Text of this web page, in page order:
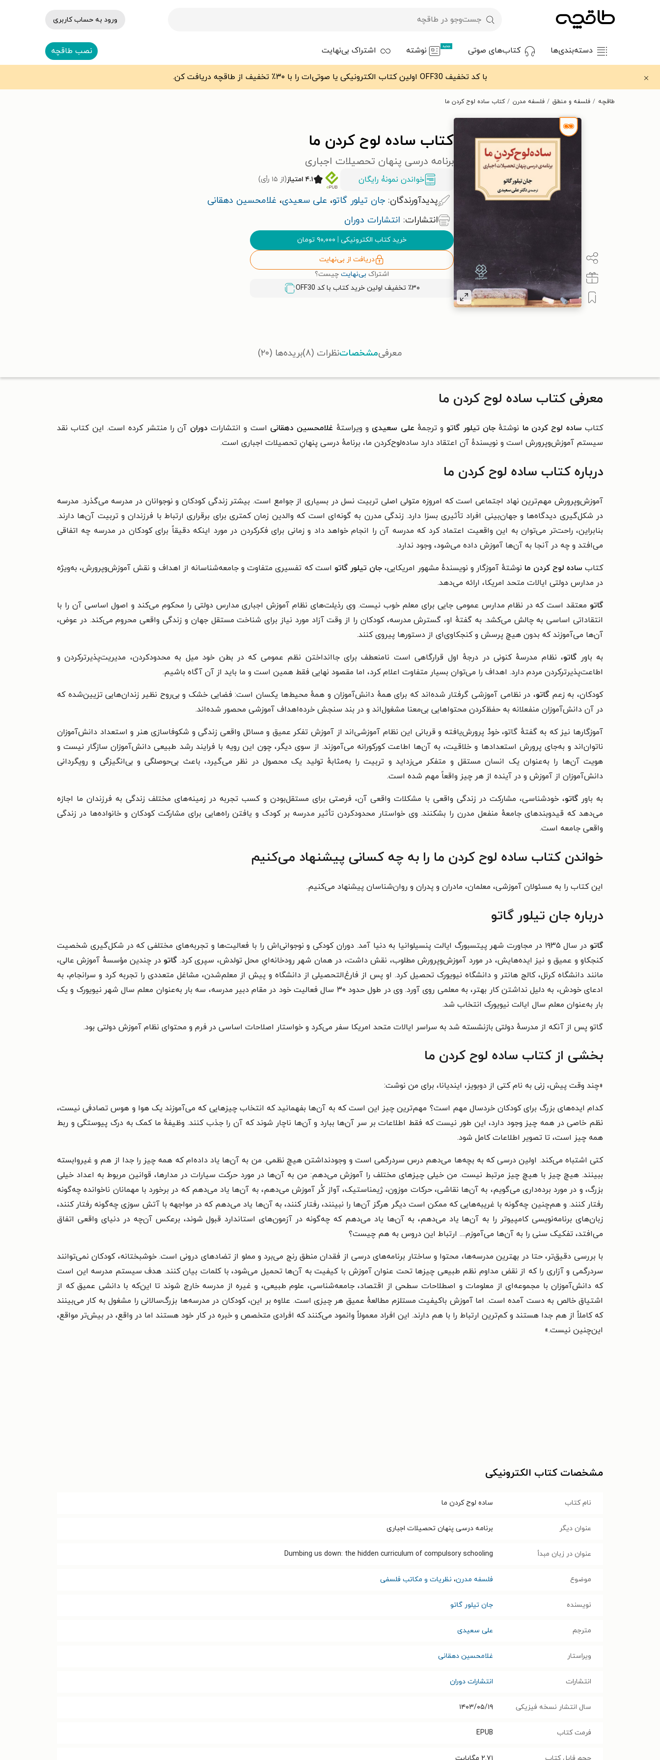
ورود به حساب کاربری
دسته‌بندی‌ها کتاب‌های صوتی جدید نوشته اشتراک بی‌نهایت نصب طاقچه
با کد تخفیف OFF30 اولین کتاب الکترونیکی یا صوتی‌ات را با ۳۰٪ تخفیف از طاقچه دریافت کن.
طاقچه فلسفه و منطق فلسفه مدرن کتاب ساده لوح کردن ما
کتاب ساده لوح کردن ما
برنامه درسی پنهان تحصیلات اجباری
خواندن نمونۀ رایگان ۴.۱ امتیاز (از ۱۵ رأی)
پدیدآورندگان: جان تیلور گاتو، علی سعیدی، غلامحسین دهقانی
انتشارات: انتشارات دوران
خرید کتاب الکترونیکی | ۹۰,۰۰۰ تومان
دریافت از بی‌نهایت
اشتراک بی‌نهایت چیست؟
٪۳۰ تخفیف اولین خرید کتاب با کد
OFF30
معرفیمشخصاتنظرات (۸) بریده‌ها (۲۰)
معرفی کتاب ساده لوح کردن ما
کتاب ساده لوح کردن ما نوشتهٔ جان تیلور گاتو و ترجمهٔ علی سعیدی و ویراستهٔ غلامحسین دهقانی است و انتشارات دوران آن را منتشر کرده است. این کتاب نقد
سیستم آموزش‌وپرورش است و نویسندهٔ آن اعتقاد دارد ساده‌لوح‌کردن ما، برنامهٔ درسی پنهانِ تحصیلات اجباری است.
درباره کتاب ساده لوح کردن ما
آموزش‌وپرورش مهم‌ترین نهاد اجتماعی است که امروزه متولی اصلی تربیت نسل در بسیاری از جوامع است. بیشتر زندگی کودکان و نوجوانان در مدرسه می‌گذرد. مدرسه
در شکل‌گیری دیدگاه‌ها و جهان‌بینی افراد تأثیری بسزا دارد. زندگی مدرن به گونه‌ای است که والدین زمان کمتری برای برقراری ارتباط با فرزندان و تربیت آن‌ها دارند.
بنابراین، راحت‌تر می‌توان به این واقعیت اعتماد کرد که مدرسه آن را انجام خواهد داد و زمانی برای فکرکردن در مورد اینکه دقیقاً برای کودکان در مدرسه چه اتفاقی
می‌افتد و چه در آنجا به آن‌ها آموزش داده می‌شود، وجود ندارد.
کتاب ساده لوح کردن ما نوشتهٔ آموزگار و نویسندهٔ مشهور امریکایی، جان تیلور گاتو است که تفسیری متفاوت و جامعه‌شناسانه از اهداف و نقش آموزش‌وپرورش، به‌ویژه
در مدارس دولتی ایالات متحد امریکا، ارائه می‌دهد.
گاتو معتقد است که در نظام مدارس عمومی جایی برای معلم خوب نیست. وی رذیلت‌های نظام آموزش اجباری مدارس دولتی را محکوم می‌کند و اصول اساسی آن را با
انتقاداتی اساسی به چالش می‌کشد. به گفتهٔ او، گسترش مدرسه، کودکان را از وقت آزاد مورد نیاز برای شناخت مستقل جهان و زندگی واقعی محروم می‌کند. در عوض،
آن‌ها می‌آموزند که بدون هیچ پرسش و کنجکاوی‌ای از دستورها پیروی کنند.
به باور گاتو، نظام مدرسهٔ کنونی در درجهٔ اول قرارگاهی است نامنعطف برای جاانداختن نظم عمومی که در بطن خود میل به محدودکردن، مدیریت‌پذیرترکردن و
اطاعت‌پذیرترکردن مردم دارد. اهداف را می‌توان بسیار متفاوت اعلام کرد، اما مقصود نهایی فقط همین است و ما باید از آن آگاه باشیم.
کودکان، به زعمگاتو، در نظامی آموزشی گرفتار شده‌اند که برای همهٔ دانش‌آموزان و همهٔ محیط‌ها یکسان است: فضایی خشک و بی‌روح نظیر زندان‌هایی تزیین‌شده که
در آن دانش‌آموزان منفعلانه به حفظ‌کردن محتواهایی بی‌معنا مشغول‌اند و در بند سنجش خرده‌اهداف آموزشی محصور شده‌اند.
آموزگارها نیز که به گفتهٔ گاتو، خودْ پرورش‌یافته و قربانی این نظام آموزشی‌اند از آموزش تفکر عمیق و مسائل واقعی زندگی و شکوفاسازی هنر و استعداد دانش‌آموزان
ناتوان‌اند و به‌جای پرورش استعدادها و خلاقیت، به آن‌ها اطاعت کورکورانه می‌آموزند. از سوی دیگر، چون این رویه با فرایند رشد طبیعی دانش‌آموزان سازگار نیست و
هویت آن‌ها را به‌عنوان یک انسان مستقل و متفکر می‌زداید و تربیت را به‌مثابهٔ تولید یک محصول در نظر می‌گیرد، باعث بی‌حوصلگی و بی‌انگیزگی و رویگردانی
دانش‌آموزان از آموزش و در آینده از هر چیز واقعاً مهم شده است.
به باور گاتو، خودشناسی، مشارکت در زندگی واقعی با مشکلات واقعی آن، فرصتی برای مستقل‌بودن و کسب تجربه در زمینه‌های مختلف زندگی به فرزندان ما اجازه
می‌دهد که قیدوبندهای جامعهٔ منفعل مدرن را بشکنند. وی خواستار محدودکردن تأثیر مدرسه بر کودک و یافتن راه‌هایی برای مشارکت کودکان و خانواده‌ها در زندگی
واقعی جامعه است.
خواندن کتاب ساده لوح کردن ما را به چه کسانی پیشنهاد می‌کنیم
این کتاب را به مسئولان آموزشی، معلمان، مادران و پدران و روان‌شناسان پیشنهاد می‌کنیم.
درباره جان تیلور گاتو
گاتو
در سال ۱۹۳۵ در مجاورت شهر پیتسبورگ ایالت پنسیلوانیا به دنیا آمد. دوران کودکی و نوجوانی‌اش را با فعالیت‌ها و تجربه‌های مختلفی که در شکل‌گیری شخصیت
کنجکاو و عمیق و نیز ایده‌هایش، در مورد آموزش‌وپرورش مطلوب، نقش داشت، در همان شهر رودخانه‌ایِ محل تولدش، سپری کرد. گاتودر چندین مؤسسهٔ آموزش عالی،
مانند دانشگاه کرنل، کالج هانتر و دانشگاه نیویورک تحصیل کرد. او پس از فارغ‌التحصیلی از دانشگاه و پیش از معلم‌شدن، مشاغل متعددی را تجربه کرد و سرانجام، به
ادعای خودش، به دلیل نداشتن کار بهتر، به معلمی روی آورد. وی در طول حدود ۳۰ سال فعالیت خود در مقام دبیر مدرسه، سه بار به‌عنوان معلم سال شهر نیویورک و یک
بار به‌عنوان معلم سال ایالت نیویورک انتخاب شد.
گاتو پس از آنکه از مدرسهٔ دولتی بازنشسته شد به سراسر ایالات متحد امریکا سفر می‌کرد و خواستار اصلاحات اساسی در فرم و محتوای نظام آموزش دولتی بود.
بخشی از کتاب ساده لوح کردن ما
«چند وقت پیش، زنی به نام کتی از دوبویز، ایندیانا، برای من نوشت:
کدام ایده‌های بزرگ برای کودکان خردسال مهم است؟ مهم‌ترین چیز این است که به آن‌ها بفهمانید که انتخاب چیزهایی که می‌آموزند یک هوا و هوس تصادفی نیست،
نظم خاصی در همه چیز وجود دارد، این طور نیست که فقط اطلاعات بر سر آن‌ها ببارد و آن‌ها ناچار شوند که آن را جذب کنند. وظیفهٔ ما کمک به درک پیوستگی و ربط
همه چیز است، تا تصویر اطلاعات کامل شود.
کتی اشتباه می‌کند. اولین درسی که به بچه‌ها می‌دهم درس سردرگمی است و وجودنداشتن هیچ نظمی. من به آن‌ها یاد داده‌ام که همه چیز را جدا از هم و غیروابسته
ببینند. هیچ چیز با هیچ چیز مرتبط نیست. من خیلی چیزهای مختلف را آموزش می‌دهم: من به آن‌ها در مورد حرکت سیارات در مدارها، قوانین مربوط به اعداد خیلی
بزرگ، و در مورد برده‌داری می‌گویم، به آن‌ها نقاشی، حرکات موزون، ژیمناستیک، آواز کُر آموزش می‌دهم، به آن‌ها یاد می‌دهم که در برخورد با مهمانان ناخوانده چه‌گونه
رفتار کنند. و هم‌چنین چه‌گونه با غریبه‌هایی که ممکن است دیگر هرگز آن‌ها را نبینند، رفتار کنند، به آن‌ها یاد می‌دهم که در مواجهه با آتش سوزی چه‌گونه رفتار کنند،
زبان‌های برنامه‌نویسی کامپیوتر را به آن‌ها یاد می‌دهم، به آن‌ها یاد می‌دهم که چه‌گونه در آزمون‌های استاندارد قبول شوند، برعکس آن‌چه در دنیای واقعی اتفاق
می‌افتد، تفکیک سنی را به آن‌ها می‌آموزم.... ارتباط این دروس به هم چیست؟
با بررسی دقیق‌تر، حتا در بهترین مدرسه‌ها، محتوا و ساختار برنامه‌های درسی از فقدان منطق رنج می‌برد و مملو از تضادهای درونی است. خوشبختانه، کودکان نمی‌توانند
سردرگمی و آزاری را که از نقض مداوم نظم طبیعی چیزها تحت عنوان آموزش با کیفیت به آن‌ها تحمیل می‌شود، با کلمات بیان کنند. هدف سیستم مدرسه این است
که دانش‌آموزان با مجموعه‌ای از معلومات و اصطلاحات سطحی از اقتصاد، جامعه‌شناسی، علوم طبیعی، و غیره از مدرسه خارج شوند تا این‌که با دانشی عمیق که از
اشتیاق خالص به دست آمده است. اما آموزش باکیفیت مستلزم مطالعهٔ عمیق هر چیزی است. علاوه بر این، کودکان در مدرسه‌ها بزرگ‌سالانی را مشغول به کار می‌بینند
که کاملاً از هم جدا هستند و کم‌ترین ارتباط را با هم دارند. این افراد معمولاً وانمود می‌کنند که افرادی متخصص و خبره در کار خود هستند اما در واقع، در بیش‌تر مواقع،
این‌چنین نیست.»
مشخصات کتاب الکترونیکی
نام کتاب ساده لوح کردن ما
عنوان دیگر برنامه درسی پنهان تحصیلات اجباری
عنوان در زبان مبدأ Dumbing us down: the hidden curriculum of compulsory schooling
موضوع فلسفه مدرن، نظریات و مکاتب فلسفی
نویسنده جان تیلور گاتو
مترجم علی سعیدی
ویراستار غلامحسین دهقانی
انتشارات انتشارات دوران
سال انتشار نسخه فیزیکی ۱۴۰۳/۰۵/۱۹
فرمت کتاب EPUB